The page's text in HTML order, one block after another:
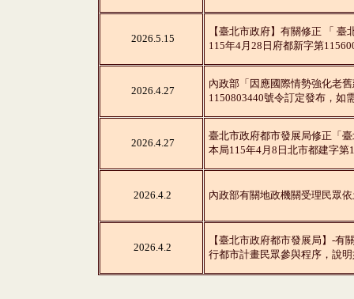
2026.5.15
【臺北市政府】有關修正 「
115年4月28日府都新字第
2026.4.27
內政部「因應國際情勢強化老
1150803440號令訂定發布，如
2026.4.27
臺北市政府都市發展局修正「
本局115年4月8日北市都建字第
2026.4.2 內政部有關地政機關受理民眾
2026.4.2
【臺北市政府都市發展局】-
行都市計畫民眾參與程序，說